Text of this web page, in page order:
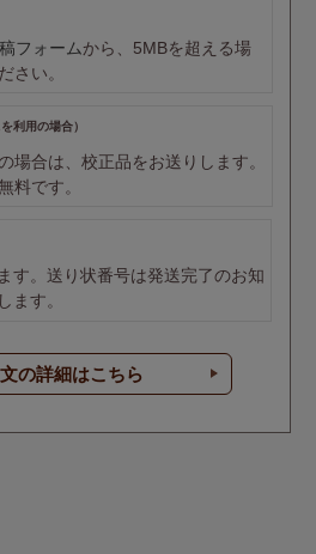
フォームから、5MBを超える場
さい。
利用の場合）
場合は、校正品をお送りします。
料です。
す。送り状番号は発送完了のお知
ます。
の詳細はこちら